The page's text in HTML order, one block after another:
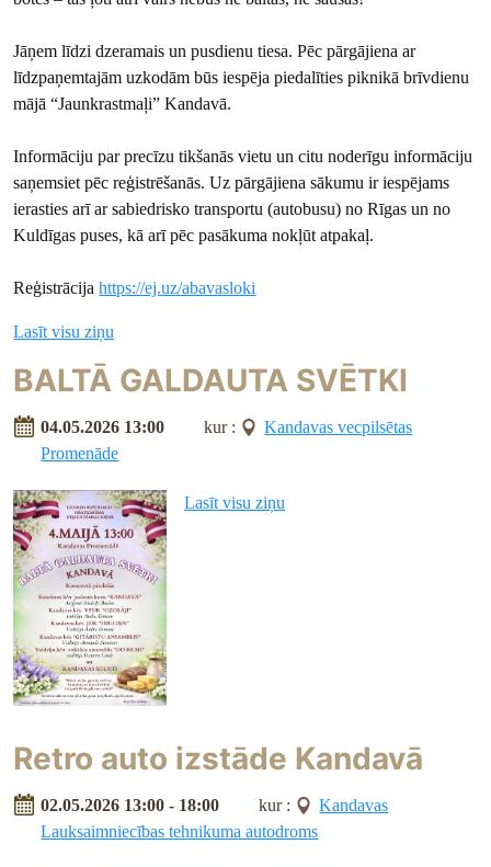
Jāņem līdzi dzeramais un pusdienu tiesa. Pēc pārgājiena ar
līdzpaņemtajām uzkodām būs iespēja piedalīties piknikā brīvdienu
mājā “Jaunkrastmaļi” Kandavā.
Informāciju par precīzu tikšanās vietu un citu noderīgu informāciju
saņemsiet pēc reģistrēšanās. Uz pārgājiena sākumu ir iespējams
ierasties arī ar sabiedrisko transportu (autobusu) no Rīgas un no
Kuldīgas puses, kā arī pēc pasākuma nokļūt atpakaļ.
Reģistrācijahttps://ej.uz/abavasloki
Lasīt visu ziņu
BALTĀ GALDAUTA SVĒTKI
04.05.2026 13:00 kur :
Kandavas vecpilsētas
Promenāde
Lasīt visu ziņu
Retro auto izstāde Kandavā
02.05.2026 13:00 - 18:00 kur :
Kandavas
Lauksaimniecības tehnikuma autodroms